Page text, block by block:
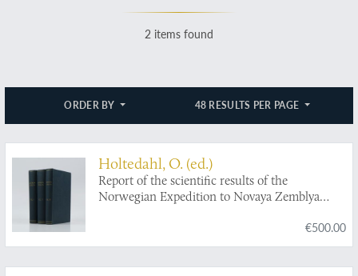
2 items found
ORDER BY 48 RESULTS PER PAGE
Holtedahl, O. (ed.)
Report of the scientific results of the
Norwegian Expedition to Novaya Zemblya
€500.00